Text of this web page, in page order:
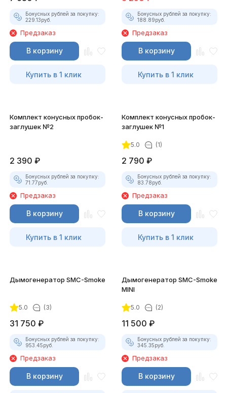
Бонусных рублей за покупку:
229.13руб.
Предзаказ
В корзину
Купить в 1 клик
Бонусных рублей за покупку:
188.89руб.
Предзаказ
В корзину
Купить в 1 клик
Комплект конусных пробок-
заглушек №2
2 390 ₽
Бонусных рублей за покупку:
71.77руб.
Предзаказ
В корзину
Купить в 1 клик
Комплект конусных пробок-
заглушек №1
5.0 (1)
2 790 ₽
Бонусных рублей за покупку:
83.78руб.
Предзаказ
В корзину
Купить в 1 клик
Дымогенератор SMC-Smoke
5.0 (3)
31 750 ₽
Бонусных рублей за покупку:
953.45руб.
Предзаказ
В корзину
Дымогенератор SMC-Smoke
MINI
5.0 (2)
11 500 ₽
Бонусных рублей за покупку:
345.35руб.
Предзаказ
В корзину